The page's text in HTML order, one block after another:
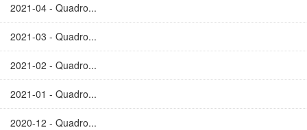
2021-04 - Quadro...
2021-03 - Quadro...
2021-02 - Quadro...
2021-01 - Quadro...
2020-12 - Quadro...